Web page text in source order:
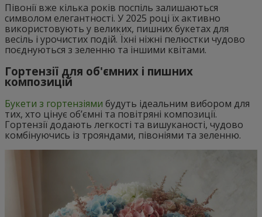
Півонії вже кілька років поспіль залишаються
символом елегантності. У 2025 році їх активно
використовують у великих, пишних букетах для
весіль і урочистих подій. Їхні ніжні пелюстки чудово
поєднуються з зеленню та іншими квітами.
Гортензії для об'ємних і пишних
композицій
Букети з гортензіями будуть ідеальним вибором для
тих, хто цінує об’ємні та повітряні композиції.
Гортензії додають легкості та вишуканості, чудово
комбінуючись із трояндами, півоніями та зеленню.